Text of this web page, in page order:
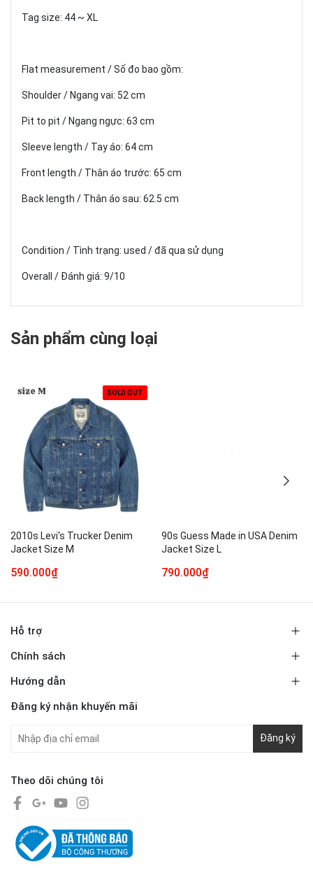
Tag size: 44 ~ XL
Flat measurement / Số đo bao gồm:
Shoulder / Ngang vai: 52 cm
Pit to pit / Ngang ngực: 63 cm
Sleeve length / Tay áo: 64 cm
Front length / Thân áo trước: 65 cm
Back length / Thân áo sau: 62.5 cm
Condition / Tình trạng: used / đã qua sử dụng
Overall / Đánh giá: 9/10
Sản phẩm cùng loại
SOLD OUT
2010s Levi's Trucker Denim
Jacket Size M
590.000₫
90s Guess Made in USA Denim
Jacket Size L
790.000₫
Hỗ trợ
Chính sách
Hướng dẫn
Đăng ký nhận khuyến mãi
Đăng ký
Theo dõi chúng tôi